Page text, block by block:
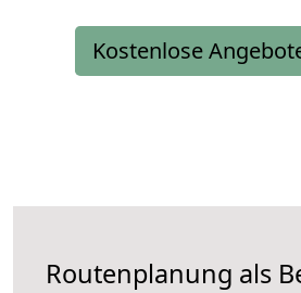
Kostenlose
Routenplanung als